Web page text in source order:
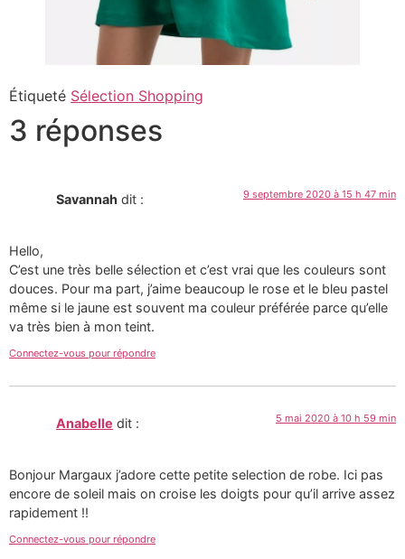
Étiqueté Sélection Shopping
3 réponses
Savannah dit : 9 septembre 2020 à 15 h 47 min
Hello,
C’est une très belle sélection et c’est vrai que les couleurs sont
douces. Pour ma part, j’aime beaucoup le rose et le bleu pastel
même si le jaune est souvent ma couleur préférée parce qu’elle
va très bien à mon teint.
Connectez-vous pour répondre
Anabelle dit : 5 mai 2020 à 10 h 59 min
Bonjour Margaux j’adore cette petite selection de robe. Ici pas
encore de soleil mais on croise les doigts pour qu’il arrive assez
rapidement !!
Connectez-vous pour répondre